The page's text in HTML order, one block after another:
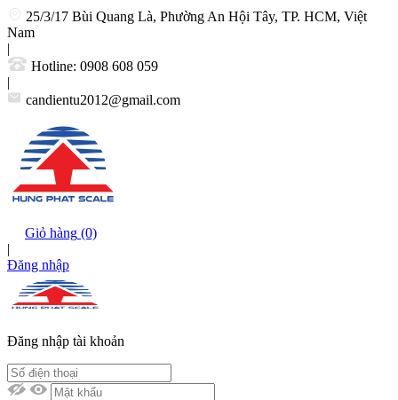
25/3/17 Bùi Quang Là, Phường An Hội Tây, TP. HCM, Việt
Nam
|
Hotline: 0908 608 059
|
candientu2012@gmail.com
Giỏ hàng (0)
|
Đăng nhập
Đăng nhập tài khoản